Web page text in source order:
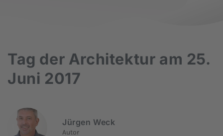
Tag der Architektur am 25.
Juni 2017
Jürgen Weck
Autor